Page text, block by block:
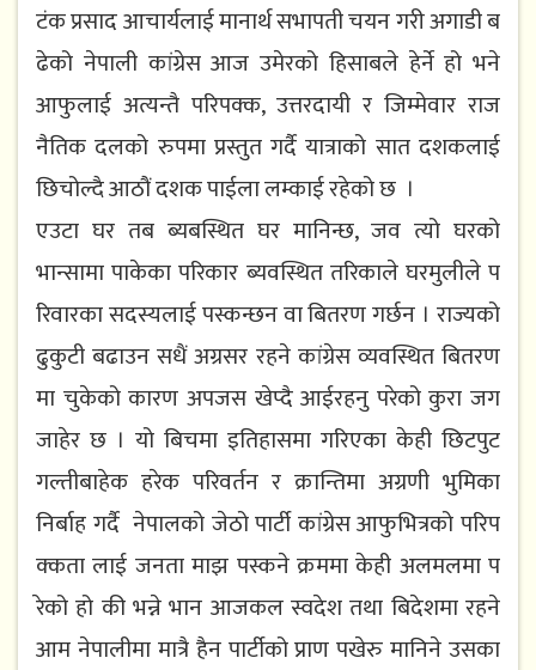
टंक प्र​साद​ आचार्य​लाई मानार्थ​ स​भाप​ती च​य​न​ ग​री अगाडी ब​
ढेको नेपाली कांग्रेस​ आज​ उमेर​को हिसाब​ले हेर्ने हो भ​ने
आफुलाई अत्य​न्तै प​रिप​क्क, उत्त​र​दायी र​ जिम्मेवार​ राज​
नैतिक द​ल​को रुप​मा प्र​स्तुत​ ग​र्दै यात्राको सात​ द​श​कलाई
छिचोल्दै आठौं द​श​क पाईला ल​म्काई र​हेको छ​ ।
एउटा घ​र​ त​ब ब्य​ब​स्थित​ घ​र​ मानिन्छ​, ज​व​ त्यो घ​र​को
भान्सामा पाकेका प​रिकार​ ब्य​व​स्थित​ त​रिकाले घ​र​मुलीले प​
रिवार​का स​द​स्य​लाई प​स्कन्छ​न वा बित​र​ण​ ग​र्छ​न​ । राज्य​को
ढुकुटी ब​ढाउन​ स​धैं अग्र​स​र​ र​ह​ने कांग्रेस​ व्यवस्थित बित​र​ण​
मा चुकेको कार​ण​ अप​ज​स​ खेप्दै आईरह​नु प​रेको कुरा ज​ग​
जाहेर​ छ​ । यो बिच​मा इतिहासमा ग​रिएका केही छिट​पुट​
गल्तीबाहेक ह​रेक परिव​र्त​न​ र क्रान्तिमा अग्र​णी भुमिका
निर्बाह​ ग​र्दै नेपालको जेठो पार्टी कांग्रेस​ आफुभित्र​को प​रिप​
क्कता लाई ज​न​ता माझ​ प​स्कने क्रम​मा केही अल​म​ल​मा प​
रेको हो की भ​न्ने भान​ आज​कल​ स्व​देश​ त​था बिदेश​मा र​हने
आम​ नेपालीमा मात्रै हैन​ पार्टीको प्राण​ प​खेरु मानिने उस​का